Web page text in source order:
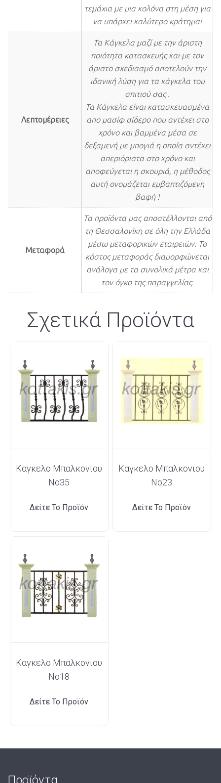
τεμάχια με μια κολόνα στη μέση για
να υπάρχει καλύτερο κράτημα!
Λεπτομέρειες
Τα Κάγκελα μαζί με την άριστη
ποιότητα κατασκευής και με τον
άριστο σχεδιασμό αποτελούν την
ιδανική λύση για τα κάγκελα του
σπιτιού σας .
Τα Κάγκελα είναι κατασκευασμένα
απο μασίφ σίδερο που αντέχει στο
χρόνο και βαμμένα μέσα σε
δεξαμενή με μπογιά η οποία αντέχει
απεριόριστα στο χρόνο και
αποφεύγεται η σκουριά, η μέθοδος
αυτή ονομάζεται εμβαπτιζόμενη
βαφή !
Μεταφορά
Τα προϊόντα μας αποστέλλονται από
τη Θεσσαλονίκη σε όλη την Ελλάδα
μέσω μεταφορικών εταιρειών. Το
κόστος μεταφοράς διαμορφώνεται
ανάλογα με τα συνολικά μέτρα και
τον όγκο της παραγγελίας.
Σχετικά Προϊόντα
Καγκελο Μπαλκονιου
Νο35
Δείτε Το Προϊόν
Καγκελο Μπαλκονιου
Νο23
Δείτε Το Προϊόν
Καγκελο Μπαλκονιου
Νο18
Δείτε Το Προϊόν
Προϊόντα